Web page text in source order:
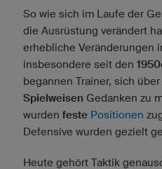
So wie sich im Laufe der
die Ausrüstung verändert
erhebliche Veränderungen
insbesondere seit den
begannen Trainer, sich
Spielweisen Gedanken zu
wurden feste Positionen
Defensive wurden gezielt
Heute gehört Taktik